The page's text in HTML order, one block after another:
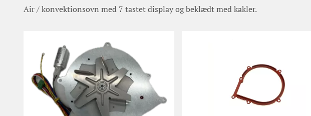
Air / konvektionsovn med 7 tastet display og beklædt med kakler.